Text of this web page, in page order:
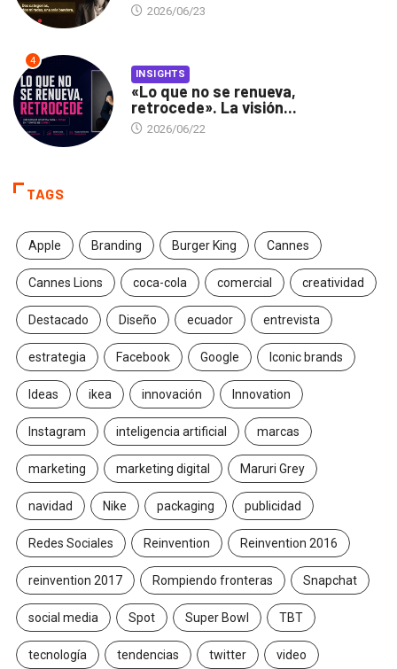
2026/06/23
4
INSIGHTS
«Lo que no se renueva,
retrocede». La visión...
2026/06/22
TAGS
Apple Branding Burger King Cannes
Cannes Lions coca-cola comercial creatividad
Destacado Diseño ecuador entrevista
estrategia Facebook Google Iconic brands
Ideas ikea innovación Innovation
Instagram inteligencia artificial marcas
marketing marketing digital Maruri Grey
navidad Nike packaging publicidad
Redes Sociales Reinvention Reinvention 2016
reinvention 2017 Rompiendo fronteras Snapchat
social media Spot Super Bowl TBT
tecnología tendencias twitter video